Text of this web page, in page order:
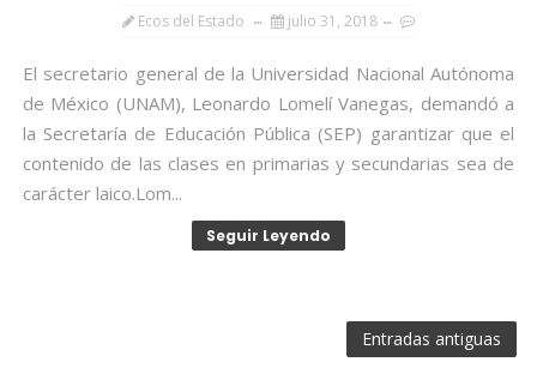
Ecos del Estado julio 31, 2018
El secretario general de la Universidad Nacional Autónoma
de México (UNAM), Leonardo Lomelí Vanegas, demandó a
la Secretaría de Educación Pública (SEP) garantizar que el
contenido de las clases en primarias y secundarias sea de
carácter laico.Lom...
Seguir Leyendo
Entradas antiguas